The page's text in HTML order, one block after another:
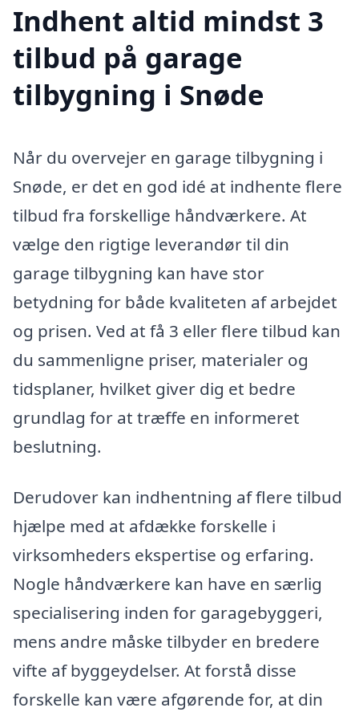
Indhent altid mindst 3
tilbud på garage
tilbygning i Snøde
Når du overvejer en garage tilbygning i
Snøde, er det en god idé at indhente flere
tilbud fra forskellige håndværkere. At
vælge den rigtige leverandør til din
garage tilbygning kan have stor
betydning for både kvaliteten af arbejdet
og prisen. Ved at få 3 eller flere tilbud kan
du sammenligne priser, materialer og
tidsplaner, hvilket giver dig et bedre
grundlag for at træffe en informeret
beslutning.
Derudover kan indhentning af flere tilbud
hjælpe med at afdække forskelle i
virksomheders ekspertise og erfaring.
Nogle håndværkere kan have en særlig
specialisering inden for garagebyggeri,
mens andre måske tilbyder en bredere
vifte af byggeydelser. At forstå disse
forskelle kan være afgørende for, at din